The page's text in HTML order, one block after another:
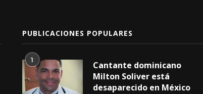
PUBLICACIONES POPULARES
1
Cantante dominicano
Milton Soliver está
desaparecido en México